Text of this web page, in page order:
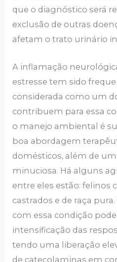
que o diagnóstico será
exclusão de outras
afetam o trato urinário
A inflamação
estresse tem sido
considerada como um
contribuem para essa
o manejo ambiental é
boa abordagem
domésticos, além de
minuciosa. Há alguns
entre eles estão: felinos
castrados e de raça
com essa condição
intensificação das
tendo uma liberação
de catecolaminas em